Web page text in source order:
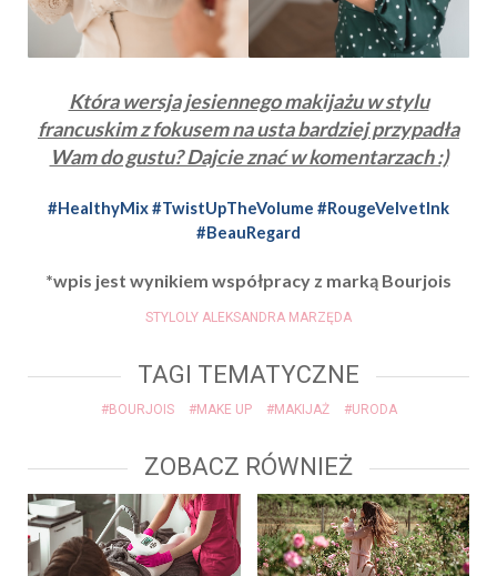
Która wersja jesiennego makijażu w stylu
francuskim z fokusem na usta bardziej przypadła
Wam do gustu? Dajcie znać w komentarzach :)
#HealthyMix #TwistUpTheVolume #RougeVelvetInk
#BeauRegard
*wpis jest wynikiem współpracy z marką Bourjois
STYLOLY ALEKSANDRA MARZĘDA
TAGI TEMATYCZNE
#BOURJOIS #MAKE UP #MAKIJAŻ #URODA
ZOBACZ RÓWNIEŻ